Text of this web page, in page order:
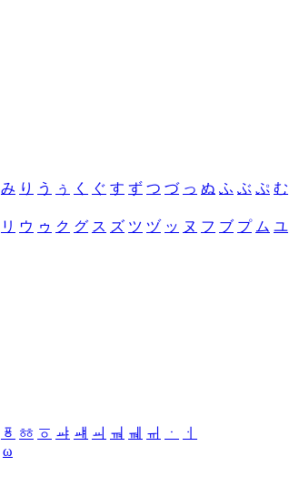
み り う ぅ く ぐ す ず つ づ っ ぬ ふ ぶ ぷ む
リ ウ ゥ ク グ ス ズ ツ ヅ ッ ヌ フ ブ プ ム ユ
ㆄ ㆅ ㆆ ㆇ ㆈ ㆉ ㆊ ㆋ ㆌ ㆍ
ㆎ
ω